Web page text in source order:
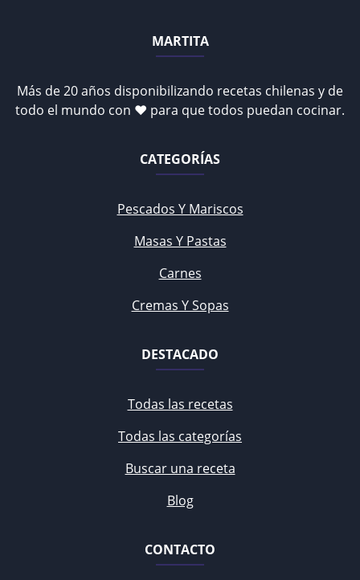
MARTITA
Más de 20 años disponibilizando recetas chilenas y de
todo el mundo con ♥ para que todos puedan cocinar.
CATEGORÍAS
Pescados Y Mariscos
Masas Y Pastas
Carnes
Cremas Y Sopas
DESTACADO
Todas las recetas
Todas las categorías
Buscar una receta
Blog
CONTACTO